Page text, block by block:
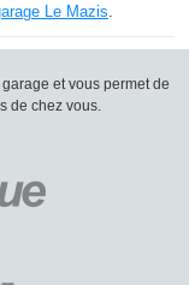
Le Mazis.
et vous permet de
de chez vous.